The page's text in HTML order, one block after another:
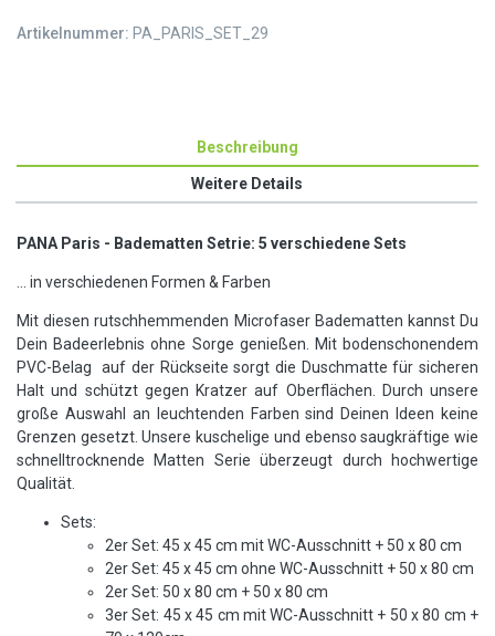
Artikelnummer: PA_PARIS_SET_29
Beschreibung
Weitere Details
PANA Paris - Badematten Setrie: 5 verschiedene Sets
... in verschiedenen Formen & Farben
Mit diesen rutschhemmenden Microfaser Badematten kannst Du
Dein Badeerlebnis ohne Sorge genießen. Mit bodenschonendem
PVC-Belag auf der Rückseite sorgt die Duschmatte für sicheren
Halt und schützt gegen Kratzer auf Oberflächen. Durch unsere
große Auswahl an leuchtenden Farben sind Deinen Ideen keine
Grenzen gesetzt. Unsere kuschelige und ebenso saugkräftige wie
schnelltrocknende Matten Serie überzeugt durch hochwertige
Qualität.
Sets:
2er Set: 45 x 45 cm mit WC-Ausschnitt + 50 x 80 cm
2er Set: 45 x 45 cm ohne WC-Ausschnitt + 50 x 80 cm
2er Set: 50 x 80 cm + 50 x 80 cm
3er Set: 45 x 45 cm mit WC-Ausschnitt + 50 x 80 cm +